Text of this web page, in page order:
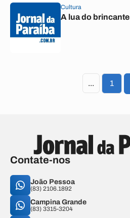
Cultura
A lua do brincante
... 1
Contate-nos
João Pessoa
(83) 2106.1892
Campina Grande
(83) 3315-3204